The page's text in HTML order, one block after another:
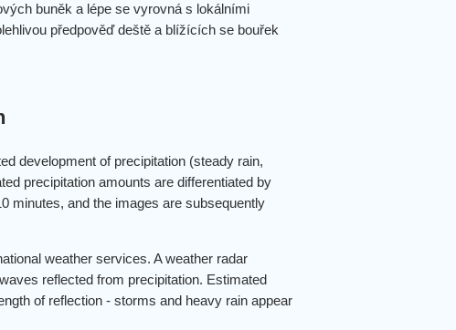
buněk a lépe se vyrovná s lokálními
předpověď deště a blížících se bouřek
development of precipitation (steady rain,
precipitation amounts are differentiated by
minutes, and the images are subsequently
weather services. A weather radar
reflected from precipitation. Estimated
of reflection - storms and heavy rain appear